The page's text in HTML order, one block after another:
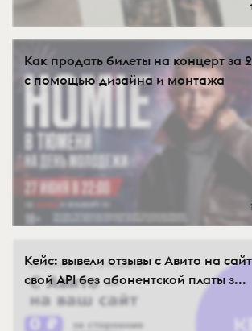
Как продать билеты на концерт за
с помощью дизайна и монтажа
Кейс: вывели отзывы с Авито на
свой API без абонентской платы з...